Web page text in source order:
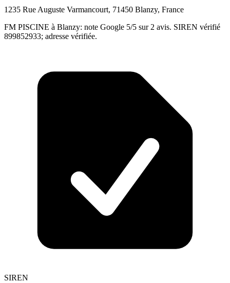
1235 Rue Auguste Varmancourt, 71450 Blanzy, France
FM PISCINE à Blanzy: note Google 5/5 sur 2 avis. SIREN vérifié
899852933; adresse vérifiée.
SIREN